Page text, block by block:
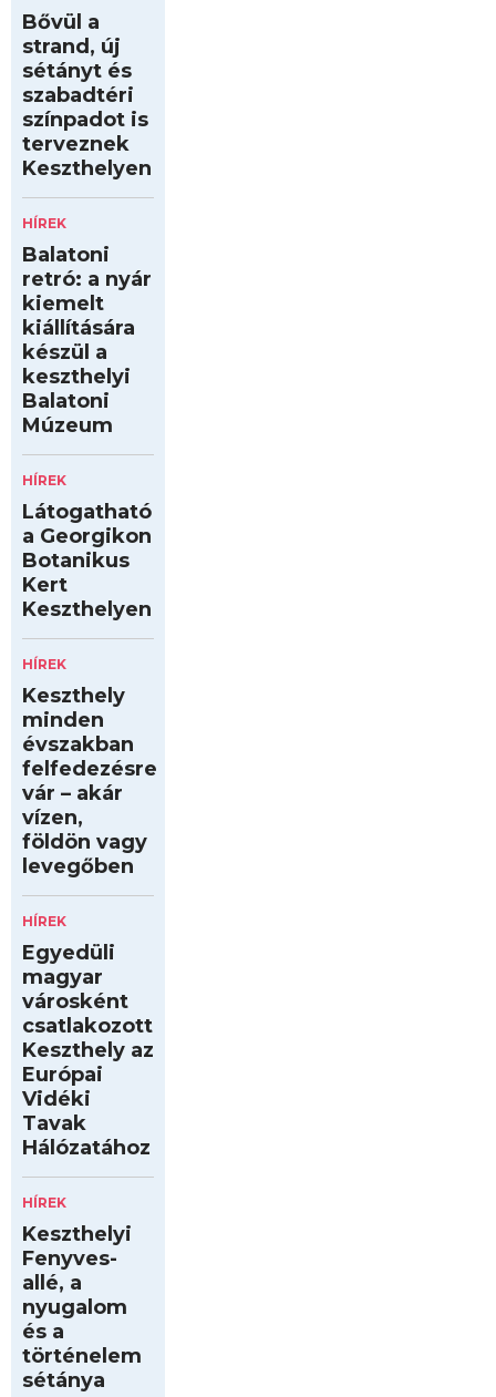
Bővül a
strand, új
sétányt és
szabadtéri
színpadot is
terveznek
Keszthelyen
HÍREK
Balatoni
retró: a nyár
kiemelt
kiállítására
készül a
keszthelyi
Balatoni
Múzeum
HÍREK
Látogatható
a Georgikon
Botanikus
Kert
Keszthelyen
HÍREK
Keszthely
minden
évszakban
felfedezésre
vár – akár
vízen,
földön vagy
levegőben
HÍREK
Egyedüli
magyar
városként
csatlakozott
Keszthely az
Európai
Vidéki
Tavak
Hálózatához
HÍREK
Keszthelyi
Fenyves-
allé, a
nyugalom
és a
történelem
sétánya